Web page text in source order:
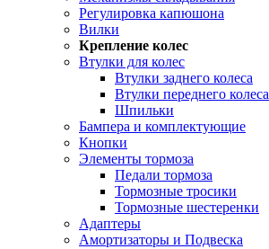
Регулировка капюшона
Вилки
Крепление колес
Втулки для колес
Втулки заднего колеса
Втулки переднего колеса
Шпильки
Бампера и комплектующие
Кнопки
Элементы тормоза
Педали тормоза
Тормозные тросики
Тормозные шестеренки
Адаптеры
Амортизаторы и Подвеска